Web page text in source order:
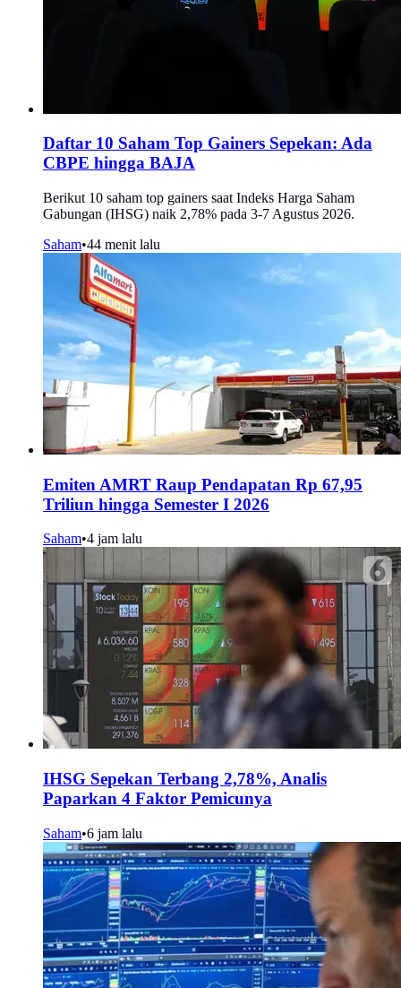
Daftar 10 Saham Top Gainers Sepekan: Ada
CBPE hingga BAJA
Berikut 10 saham top gainers saat Indeks Harga Saham
Gabungan (IHSG) naik 2,78% pada 3-7 Agustus 2026.
Saham•44 menit lalu
Emiten AMRT Raup Pendapatan Rp 67,95
Triliun hingga Semester I 2026
Saham•4 jam lalu
IHSG Sepekan Terbang 2,78%, Analis
Paparkan 4 Faktor Pemicunya
Saham•6 jam lalu